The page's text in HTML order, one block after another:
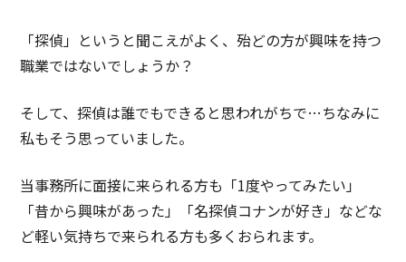
「探偵」というと聞こえがよく、殆どの方が興味を持つ
職業ではないでしょうか？
そして、探偵は誰でもできると思われがちで…ちなみに
私もそう思っていました。
当事務所に面接に来られる方も「1度やってみたい」
「昔から興味があった」「名探偵コナンが好き」などな
ど軽い気持ちで来られる方も多くおられます。